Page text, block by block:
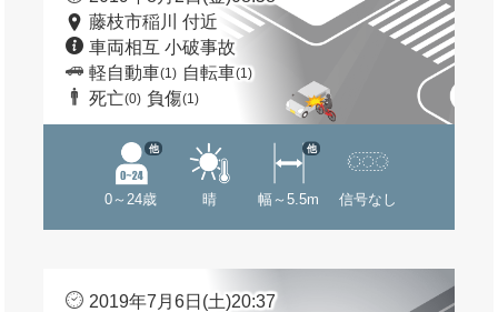
藤枝市稲川 付近
車両相互 小破事故
軽自動車(1) 自転車(1)
死亡(0) 負傷(1)
0～24歳
他
晴 幅～5.5m
他
信号なし
2019年7月6日(土)20:37